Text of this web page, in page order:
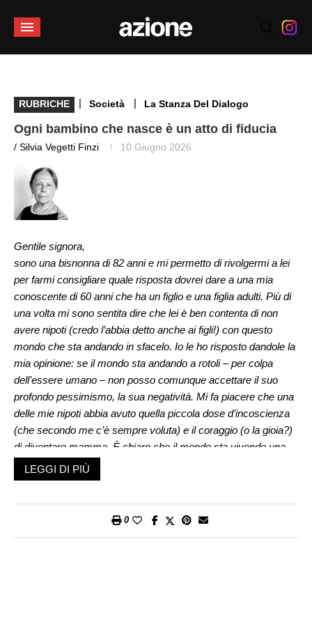
RUBRICHE | Società | La Stanza Del Dialogo
Ogni bambino che nasce è un atto di fiducia
/ Silvia Vegetti Finzi 10 Giugno 2026
Gentile signora,
sono una bisnonna di 82 anni e mi permetto di rivolgermi a lei
per farmi consigliare quale risposta dovrei dare a una mia
conoscente di 60 anni che ha un figlio e una figlia adulti. Più di
una volta mi sono sentita dire che lei è ben contenta di non
avere nipoti (credo l’abbia detto anche ai figli!) con questo
mondo che sta andando in sfacelo. Io le ho risposto dandole la
mia opinione: se il mondo sta andando a rotoli – per colpa
dell’essere umano – non posso comunque accettare il suo
profondo pessimismo, la sua negatività. Mi fa piacere che una
delle mie nipoti abbia avuto quella piccola dose d’incoscienza
(che secondo me c’è sempre voluta) e il coraggio (o la gioia?)
di diventare mamma. È chiaro che il mondo sta vivendo una
vera e propria rottura e nessuno sa cosa ci porterà. Ma deve
essere questo un motivo per arrenderci e vedere con certezza
la sua disponibilità, cordialmente,
LEGGI DI PIÙ
0